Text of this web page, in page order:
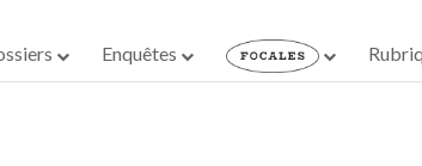
Enquêtes